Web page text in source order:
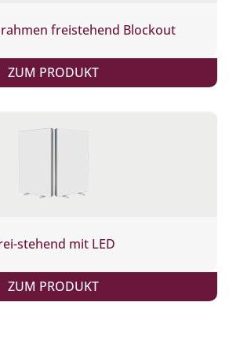
freistehend Blockout
ZUM PRODUKT
stehend mit LED
ZUM PRODUKT